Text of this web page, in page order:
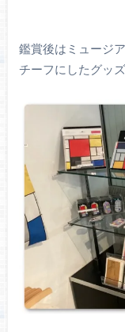
鑑賞後はミュージ
チーフにしたグッ